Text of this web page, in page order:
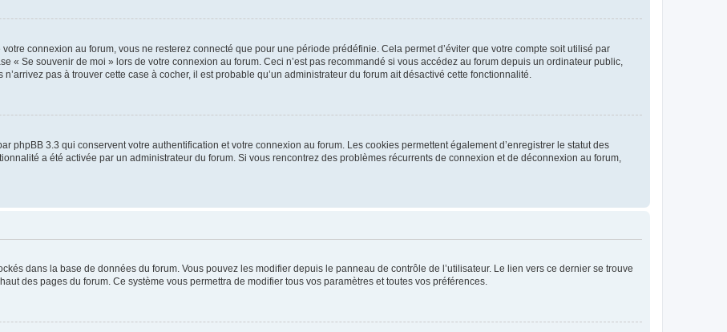
connexion au forum, vous ne resterez connecté que pour une période prédéfinie. Cela permet d’éviter que votre compte soit utilisé par
« Se souvenir de moi » lors de votre connexion au forum. Ceci n’est pas recommandé si vous accédez au forum depuis un ordinateur public,
pas à trouver cette case à cocher, il est probable qu’un administrateur du forum ait désactivé cette fonctionnalité.
phpBB 3.3 qui conservent votre authentification et votre connexion au forum. Les cookies permettent également d’enregistrer le statut des
a été activée par un administrateur du forum. Si vous rencontrez des problèmes récurrents de connexion et de déconnexion au forum,
dans la base de données du forum. Vous pouvez les modifier depuis le panneau de contrôle de l’utilisateur. Le lien vers ce dernier se trouve
des pages du forum. Ce système vous permettra de modifier tous vos paramètres et toutes vos préférences.